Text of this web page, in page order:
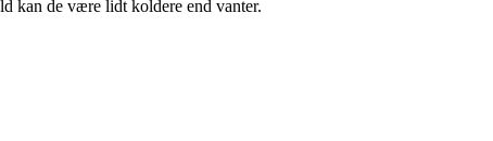
kan de være lidt koldere end vanter.